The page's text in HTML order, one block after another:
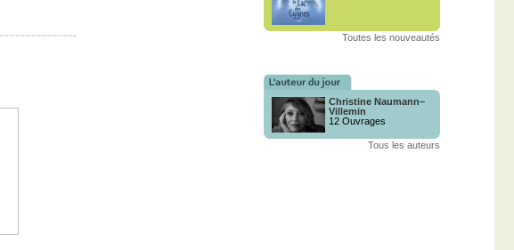
Toutes les nouveautés
Christine Naumann–
Villemin
12 Ouvrages
Tous les auteurs